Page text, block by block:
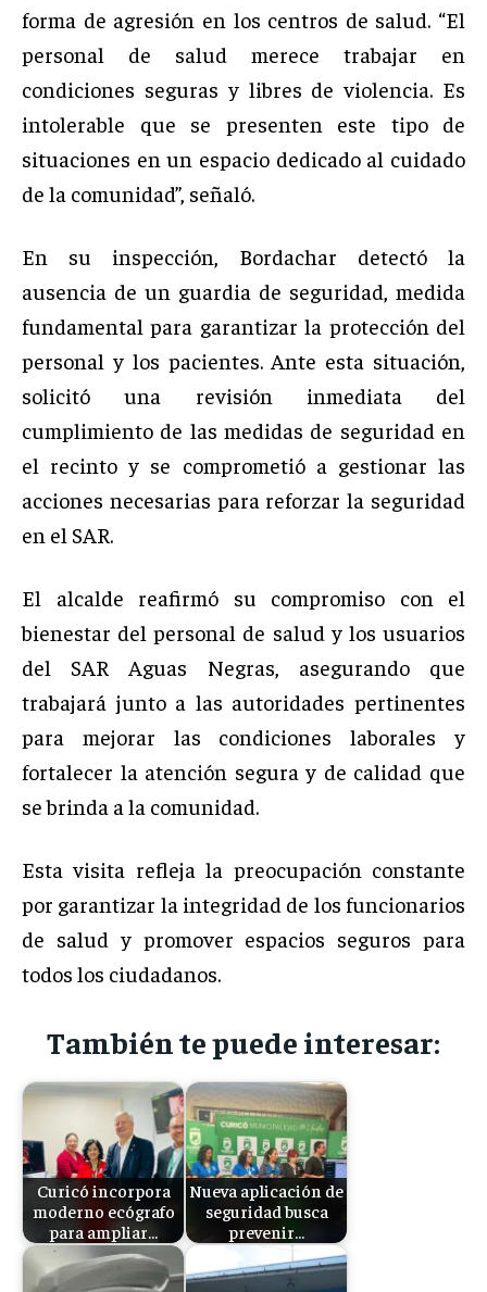
forma de agresión en los centros de salud. “El
personal de salud merece trabajar en
condiciones seguras y libres de violencia. Es
intolerable que se presenten este tipo de
situaciones en un espacio dedicado al cuidado
de la comunidad”, señaló.
En su inspección, Bordachar detectó la
ausencia de un guardia de seguridad, medida
fundamental para garantizar la protección del
personal y los pacientes. Ante esta situación,
solicitó una revisión inmediata del
cumplimiento de las medidas de seguridad en
el recinto y se comprometió a gestionar las
acciones necesarias para reforzar la seguridad
en el SAR.
El alcalde reafirmó su compromiso con el
bienestar del personal de salud y los usuarios
del SAR Aguas Negras, asegurando que
trabajará junto a las autoridades pertinentes
para mejorar las condiciones laborales y
fortalecer la atención segura y de calidad que
se brinda a la comunidad.
Esta visita refleja la preocupación constante
por garantizar la integridad de los funcionarios
de salud y promover espacios seguros para
todos los ciudadanos.
También te puede interesar:
Curicó incorpora
moderno ecógrafo
para ampliar…
Nueva aplicación de
seguridad busca
prevenir…